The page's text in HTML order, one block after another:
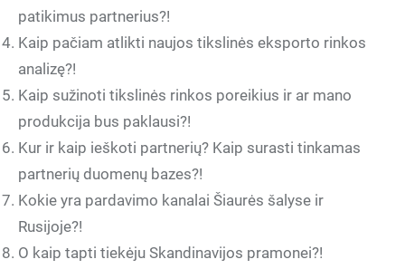
patikimus partnerius?!
Kaip pačiam atlikti naujos tikslinės eksporto rinkos
analizę?!
Kaip sužinoti tikslinės rinkos poreikius ir ar mano
produkcija bus paklausi?!
Kur ir kaip ieškoti partnerių? Kaip surasti tinkamas
partnerių duomenų bazes?!
Kokie yra pardavimo kanalai Šiaurės šalyse ir
Rusijoje?!
O kaip tapti tiekėju Skandinavijos pramonei?!